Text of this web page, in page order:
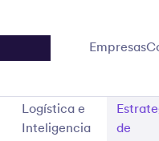
Empresas
Logística e
Inteligencia
de